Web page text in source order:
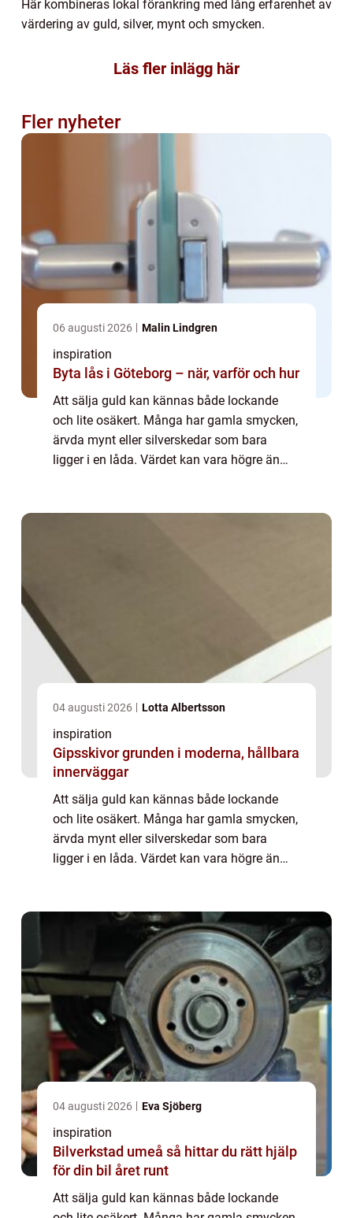
Här kombineras lokal förankring med lång erfarenhet av
värdering av guld, silver, mynt och smycken.
Läs fler inlägg här
Fler nyheter
06 augusti 2026 Malin Lindgren
inspiration
Byta lås i Göteborg – när, varför och hur
Att sälja guld kan kännas både lockande
och lite osäkert. Många har gamla smycken,
ärvda mynt eller silverskedar som bara
ligger i en låda. Värdet kan vara högre än
04 augusti 2026 Lotta Albertsson
inspiration
Gipsskivor grunden i moderna, hållbara
innerväggar
Att sälja guld kan kännas både lockande
och lite osäkert. Många har gamla smycken,
ärvda mynt eller silverskedar som bara
ligger i en låda. Värdet kan vara högre än
04 augusti 2026 Eva Sjöberg
inspiration
Bilverkstad umeå så hittar du rätt hjälp
för din bil året runt
Att sälja guld kan kännas både lockande